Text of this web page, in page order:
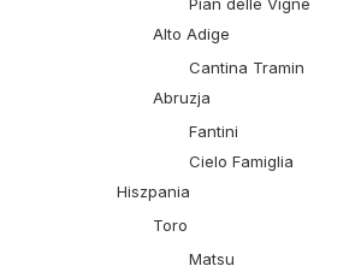
Alto Adige
Cantina Tramin
Abruzja
Fantini
Cielo Famiglia
Hiszpania
Toro
Matsu